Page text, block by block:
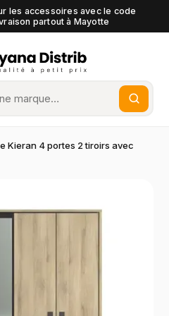
les accessoires avec le code
partout à Mayotte
Kieran 4 portes 2 tiroirs avec